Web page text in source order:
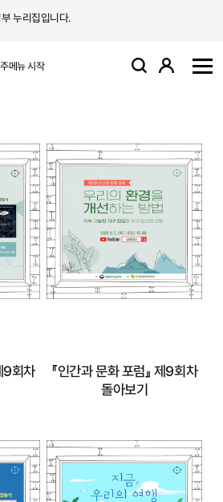
누리집입니다.
주메뉴 시작 검색 로그인
9회차
『인간과 문화 포럼』 제9회차
돌아보기
『인간과 문화 포럼』
제9회차 돌아보기